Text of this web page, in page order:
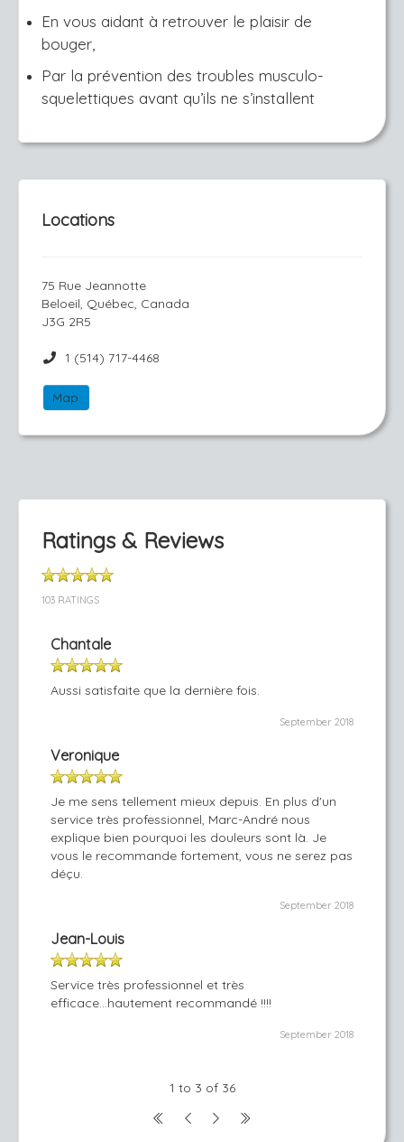
En vous aidant à retrouver le plaisir de
bouger,
Par la prévention des troubles musculo-
squelettiques avant qu’ils ne s’installent
Locations
75 Rue Jeannotte
Beloeil, Québec, Canada
J3G 2R5
1 (514) 717-4468
Map
Ratings & Reviews
103 RATINGS
Chantale
Aussi satisfaite que la dernière fois.
September 2018
Veronique
Je me sens tellement mieux depuis. En plus d'un
service très professionnel, Marc-André nous
explique bien pourquoi les douleurs sont là. Je
vous le recommande fortement, vous ne serez pas
déçu.
September 2018
Jean-Louis
Service très professionnel et très
efficace...hautement recommandé !!!!
September 2018
1 to 3 of 36